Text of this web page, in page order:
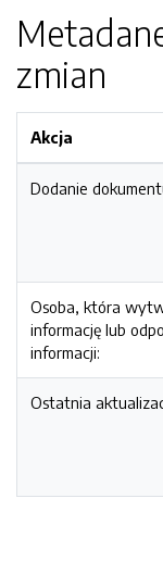
zmian
Akcja
Dodanie
Osoba, która
informację lub
informacji:
Ostatnia